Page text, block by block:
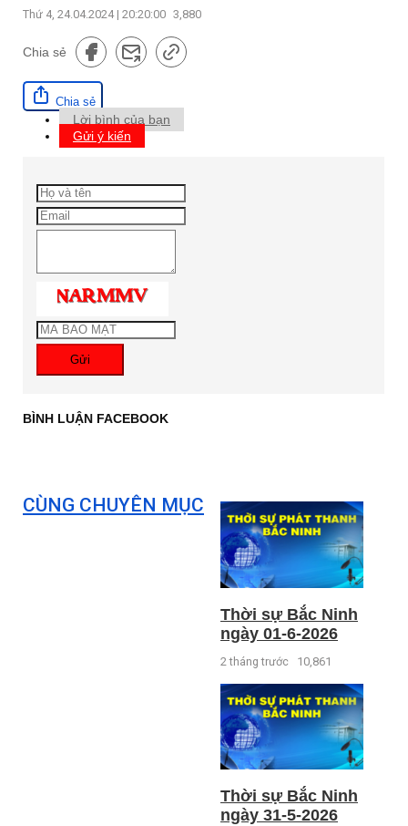
Thứ 4, 24.04.2024 | 20:20:00 3,880
Chia sẻ
Chia sẻ
Lời bình của bạn
Gửi ý kiến
Gửi
BÌNH LUẬN FACEBOOK
CÙNG CHUYÊN MỤC
Thời sự Bắc Ninh
ngày 01-6-2026
2 tháng trước 10,861
Thời sự Bắc Ninh
ngày 31-5-2026